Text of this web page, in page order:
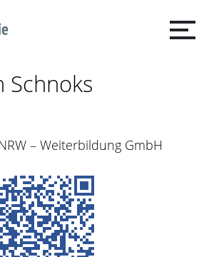
Schnoks
– Weiterbildung GmbH